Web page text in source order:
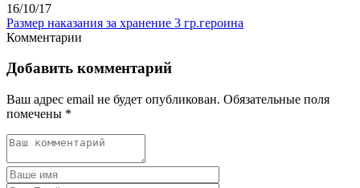
16/10/17
Размер наказания за хранение 3 гр.героина
Комментарии
Добавить комментарий
Ваш адрес email не будет опубликован. Обязательные поля
помечены *